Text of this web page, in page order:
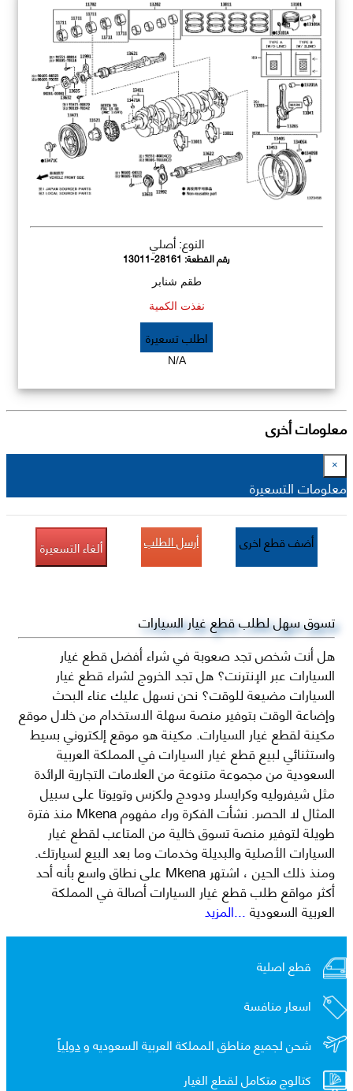
النوع: أصلي
رقم القطعة:13011-28161
طقم شنابر
نفذت الكمية
اطلب تسعيرة
N/A
معلومات أخرى
×
معلومات التسعيرة
أضف قطع اخرى أرسل الطلب ألغاء التسعيرة
تسوق سهل لطلب قطع غيار السيارات
هل أنت شخص تجد صعوبة في شراء أفضل قطع غيار
السيارات عبر الإنترنت؟ هل تجد الخروج لشراء قطع غيار
السيارات مضيعة للوقت؟ نحن نسهل عليك عناء البحث
وإضاعة الوقت بتوفير منصة سهلة الاستخدام من خلال موقع
مكينة لقطع غيار السيارات. مكينة هو موقع إلكتروني بسيط
واستثنائي لبيع قطع غيار السيارات في المملكة العربية
السعودية من مجموعة متنوعة من العلامات التجارية الرائدة
مثل شيفروليه وكرايسلر ودودج ولكزس وتويوتا على سبيل
المثال لا الحصر. نشأت الفكرة وراء مفهوم Mkena منذ فترة
طويلة لتوفير منصة تسوق خالية من المتاعب لقطع غيار
السيارات الأصلية والبديلة وخدمات وما بعد البيع لسيارتك.
ومنذ ذلك الحين ، اشتهر Mkena على نطاق واسع بأنه أحد
أكثر مواقع طلب قطع غيار السيارات أصالة في المملكة
العربية السعودية...المزيد
قطع اصلية
اسعار منافسة
شحن لجميع مناطق المملكة العربية السعوديه ودولياً
كتالوج متكامل لقطع الغيار